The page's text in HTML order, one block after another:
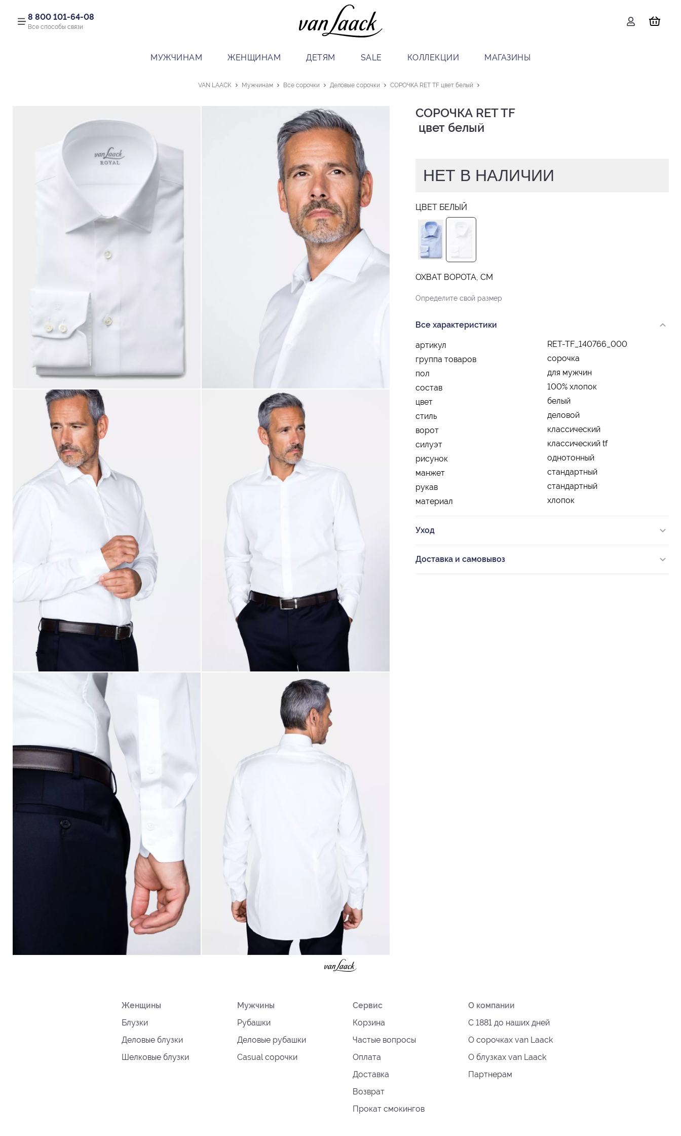
8 800 101-64-08
Все способы связи
МУЖЧИНАМ ЖЕНЩИНАМ ДЕТЯМ SALE КОЛЛЕКЦИИ МАГАЗИНЫ
VAN LAACK Мужчинам Все сорочки Деловые сорочки СОРОЧКА RET TF цвет белый
СОРОЧКА RET TF
цвет белый
НЕТ В НАЛИЧИИ
ЦВЕТ БЕЛЫЙ
ОХВАТ ВОРОТА, СМ
Определите свой размер
Все характеристики
артикул
RET-TF_140766_000
группа товаров
сорочка
пол
для мужчин
состав
100% хлопок
цвет
белый
стиль
деловой
ворот
классический
силуэт
классический tf
рисунок
однотонный
манжет
стандартный
рукав
стандартный
материал
хлопок
Уход
Доставка и самовывоз
Женщины
Блузки
Деловые блузки
Шелковые блузки
Мужчины
Рубашки
Деловые рубашки
Casual сорочки
Сервис
Корзина
Частые вопросы
Оплата
Доставка
Возврат
Прокат смокингов
О компании
С 1881 до наших дней
О сорочках van Laack
О блузках van Laack
Партнерам